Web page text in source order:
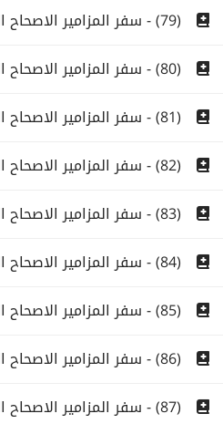
(79) - سفر المزامير الاصحاح التاسع والسبعون
(80) - سفر المزامير الاصحاح الثمانون
(81) - سفر المزامير الاصحاح الحادى والثمانون
(82) - سفر المزامير الاصحاح الثانى والثمانون
(83) - سفر المزامير الاصحاح الثالث والثمانون
(84) - سفر المزامير الاصحاح الرابع والثمانون
(85) - سفر المزامير الاصحاح الخامس والثمانون
(86) - سفر المزامير الاصحاح السادس والثمانون
(87) - سفر المزامير الاصحاح السابع والثمانون